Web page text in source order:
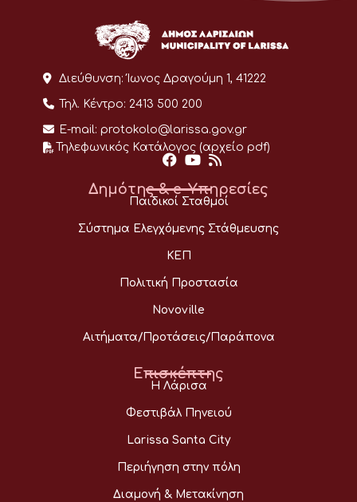
Διεύθυνση: Ίωνος Δραγούμη 1, 41222
Τηλ. Κέντρο: 2413 500 200
E-mail: protokolo@larissa.gov.gr
Τηλεφωνικός Κατάλογος (αρχείο pdf)
Δημότης & e-Υπηρεσίες
Παιδικοί Σταθμοί
Σύστημα Ελεγχόμενης Στάθμευσης
ΚΕΠ
Πολιτική Προστασία
Novoville
Αιτήματα/Προτάσεις/Παράπονα
Επισκέπτης
Η Λάρισα
Φεστιβάλ Πηνειού
Larissa Santa City
Περιήγηση στην πόλη
Διαμονή & Μετακίνηση